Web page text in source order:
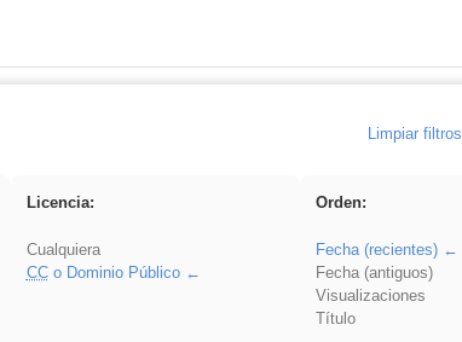
Limpiar filtros
Licencia:
Cualquiera
CCo Dominio Público
Orden:
Fecha (recientes)
Fecha (antiguos)
Visualizaciones
Título